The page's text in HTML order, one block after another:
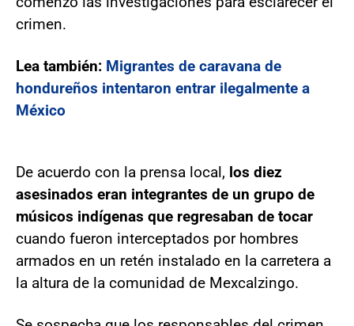
crimen.
Lea también: Migrantes de caravana de
hondureños intentaron entrar ilegalmente a
México
De acuerdo con la prensa local, los diez
asesinados eran integrantes de un grupo de
músicos indígenas que regresaban de tocar
cuando fueron interceptados por hombres
armados en un retén instalado en la carretera a
la altura de la comunidad de Mexcalzingo.